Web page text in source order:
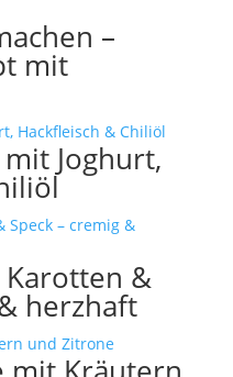
–
mit
Joghurt,
&
herzhaft